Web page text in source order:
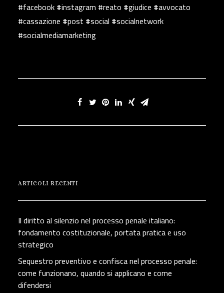
#facebook #instagram #reato #giudice #avvocato
#cassazione #post #social #socialnetwork
#socialmediamarketing
ARTICOLI RECENTI
Il diritto al silenzio nel processo penale italiano:
fondamento costituzionale, portata pratica e uso
strategico
Sequestro preventivo e confisca nel processo penale:
come funzionano, quando si applicano e come
difendersi